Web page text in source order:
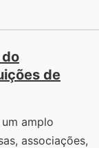
de
amplo
associações,